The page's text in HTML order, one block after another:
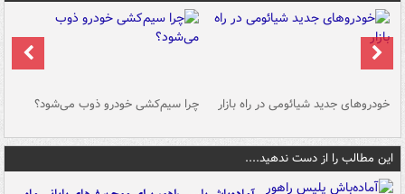
خودروهای جدید شیائومی در راه بازار چرا سیم‌کشی خودرو ذوب می‌شود؟
این مطالب را از دست ندهید....